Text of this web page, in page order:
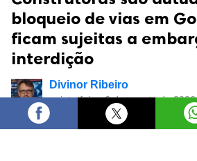
bloqueio de vias em
ficam sujeitas a
interdição
Divinor Ribeiro
quinta-feira, 6 de agosto de
17:25